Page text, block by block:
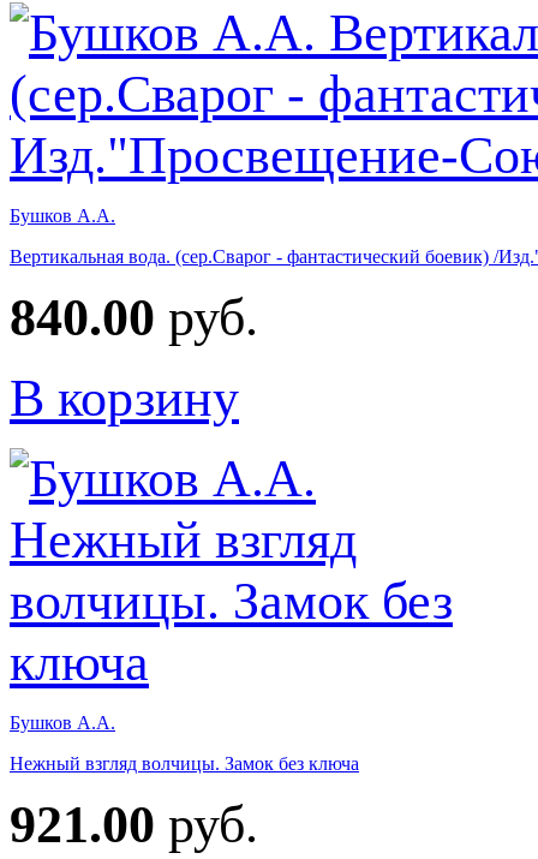
Бушков А.А.
Вертикальная вода. (сер.Сварог - фантастический боевик) /
840.00 руб.
В корзину
Бушков А.А.
Нежный взгляд волчицы. Замок без ключа
921.00 руб.